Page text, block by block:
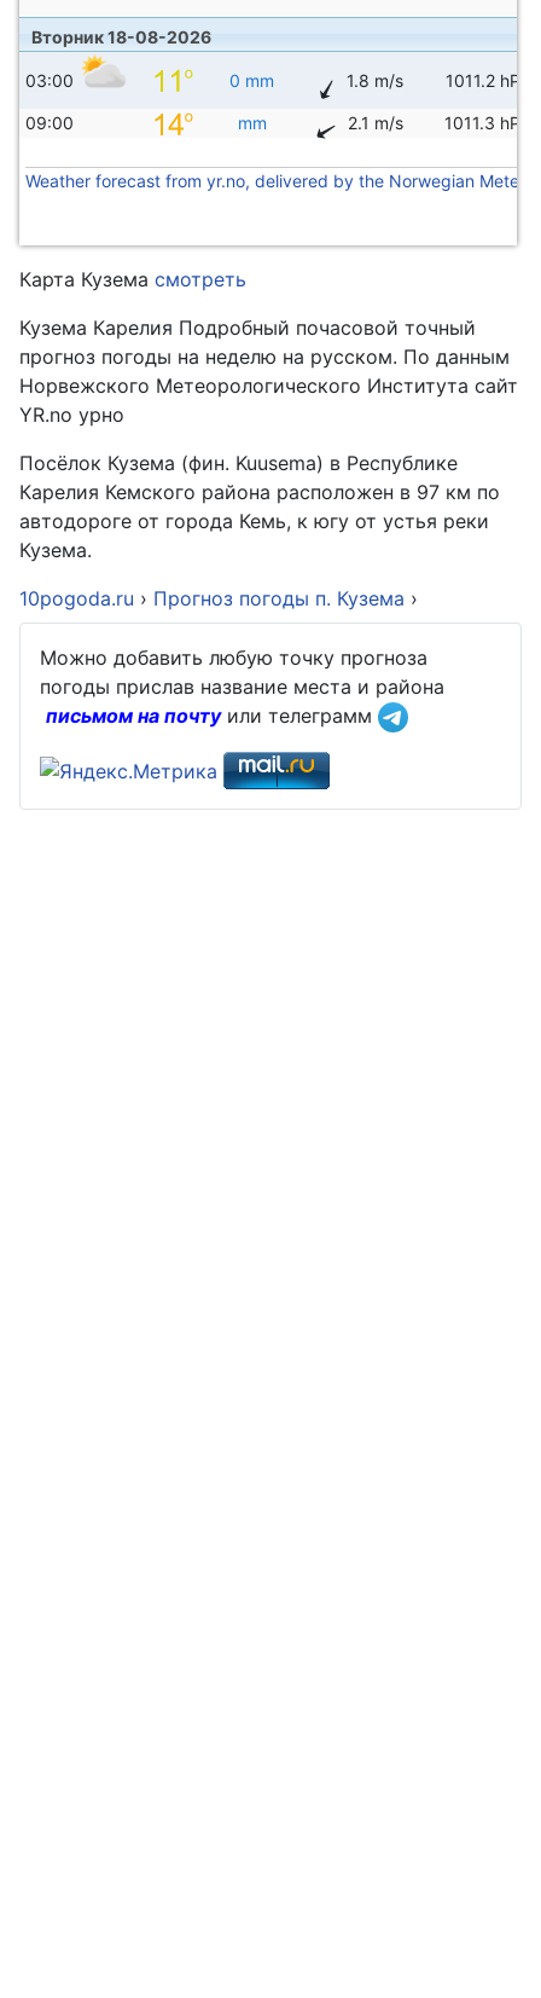
Вторник 18-08-2026
03:00 0 mm 1.8 m/s 1011.2 hPa
09:00 mm 2.1 m/s 1011.3 hPa
Weather forecast from yr.no, delivered by the Norwegian
Карта Кузема смотреть
Кузема Карелия Подробный почасовой точный
прогноз погоды на неделю на русском. По данным
Норвежского Метеорологического Института сайт
YR.no урно
Посёлок Кузема (фин. Kuusema) в Республике
Карелия Кемского района расположен в 97 км по
автодороге от города Кемь, к югу от устья реки
Кузема.
10pogoda.ru › Прогноз погоды п. Кузема ›
Можно добавить любую точку прогноза
погоды прислав название места и района
письмом на почтуили телеграмм